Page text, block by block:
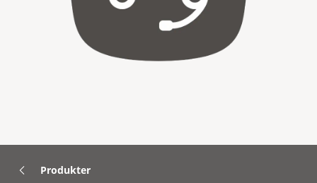
Produkter